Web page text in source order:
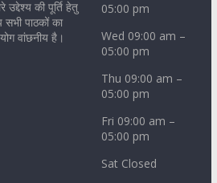
उद्देश्य की पूर्ति हेतु
पाठकों का
वांछनीय है।
05:00 pm
Wed 09:00 am –
05:00 pm
Thu 09:00 am –
05:00 pm
Fri 09:00 am –
05:00 pm
Sat Closed